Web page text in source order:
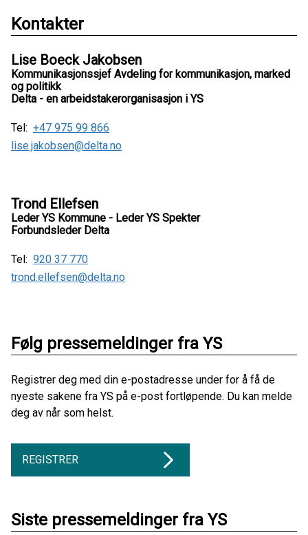
Kontakter
Lise Boeck Jakobsen
Kommunikasjonssjef Avdeling for kommunikasjon, marked
og politikk
Delta - en arbeidstakerorganisasjon i YS
Tel: +47 975 99 866
lise.jakobsen@delta.no
Trond Ellefsen
Leder YS Kommune - Leder YS Spekter
Forbundsleder Delta
Tel: 920 37 770
trond.ellefsen@delta.no
Følg pressemeldinger fra YS
Registrer deg med din e-postadresse under for å få de
nyeste sakene fra YS på e-post fortløpende. Du kan melde
deg av når som helst.
REGISTRER
Siste pressemeldinger fra YS